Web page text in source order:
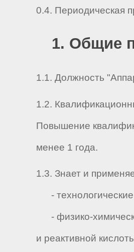
0.4. Периодическая
1. Общие
1.1. Должность
1.2.
Повышение
менее 1 года.
1.3. Знает и
- технологические
- физико-
и реактивной